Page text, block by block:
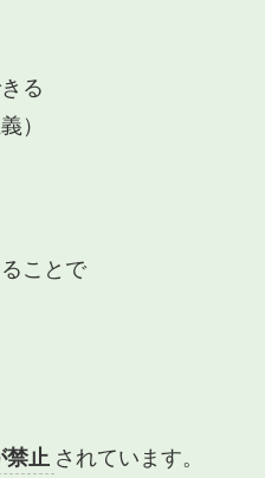
る
）
ことで
禁止 されています。